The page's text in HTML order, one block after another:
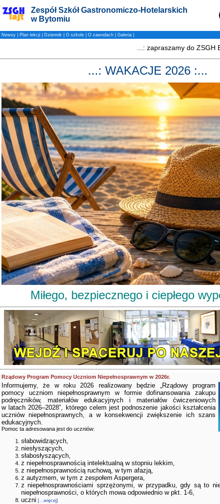
Zespół Szkół Gastronomiczo-Hotelarskich
w Bytomiu
Newsy Plan lekcji Dziennik O szkole O zawodach Galeria
...: WAKACJE 2026 :...
Miłego, bezpiecznego i ciepłego
Rządowy Program Pomocy Uczniom Niepełnosprawnym w 2026r.
Informujemy, że w roku 2026 realizowany będzie „Rządowy program
pomocy uczniom niepełnosprawnym w formie dofinansowania zakupu
podręczników, materiałów edukacyjnych i materiałów ćwiczeniowych
w latach 2026–2028”, którego celem jest podnoszenie jakości kształcenia
uczniów niepełnosprawnych, a w konsekwencji zwiększenie ich szans
edukacyjnych.
Pomoc ta adresowana jest do uczniów:
słabowidzących,
niesłyszących,
słabosłyszących,
z niepełnosprawnością intelektualną w stopniu lekkim,
z niepełnosprawnością ruchową, w tym afazją,
z autyzmem, w tym z zespołem Aspergera,
z niepełnosprawnościami sprzężonymi, w przypadku, gdy są to
niepełnosprawności, o których mowa odpowiednio w pkt. 1-6,
uczni [...więcej]